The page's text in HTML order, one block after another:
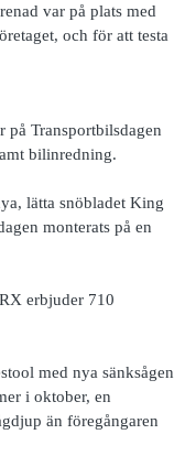
var på plats med
och för att testa
Transportbilsdagen
bilinredning.
lätta snöbladet King
monterats på en
erbjuder 710
med nya sänksågen
i oktober, en
än föregångaren